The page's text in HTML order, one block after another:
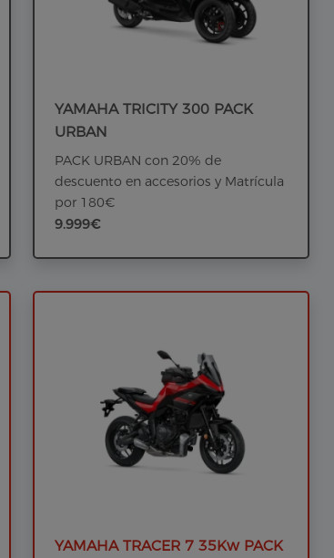
YAMAHA TRICITY 300 PACK
URBAN
PACK URBAN con 20% de
descuento en accesorios y Matrícula
por 180€
9.999€
YAMAHA TRACER 7 35Kw PACK